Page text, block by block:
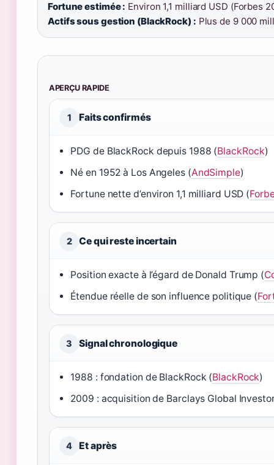
Fortune estimée : Environ 1,1 milliard USD (Forbes
Actifs sous gestion (BlackRock) : Plus de 9 000
APERÇU RAPIDE
1 Faits confirmés
PDG de BlackRock depuis 1988 (BlackRock)
Né en 1952 à Los Angeles (AndSimple)
Fortune nette d’environ 1,1 milliard USD (
2 Ce qui reste incertain
Position exacte à l’égard de Donald Trump (
Étendue réelle de son influence politique (
3 Signal chronologique
1988 : fondation de BlackRock (BlackRock)
2009 : acquisition de Barclays Global
4 Et après